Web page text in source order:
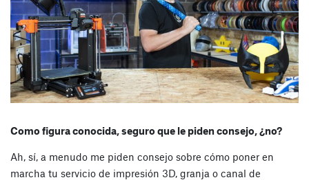
Como figura conocida, seguro que le piden consejo, ¿no?
Ah, sí, a menudo me piden consejo sobre cómo poner en
marcha tu servicio de impresión 3D, granja o canal de